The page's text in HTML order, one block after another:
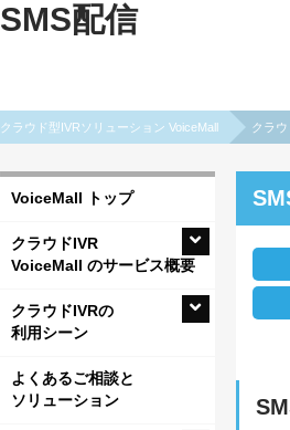
SMS配信
クラウド型IVRソリューション VoiceMall クラ
VoiceMall トップ
クラウドIVR
VoiceMall のサービス概要
クラウドIVRの
利用シーン
よくあるご相談と
ソリューション